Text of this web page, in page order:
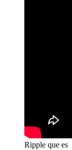
Ripple que es